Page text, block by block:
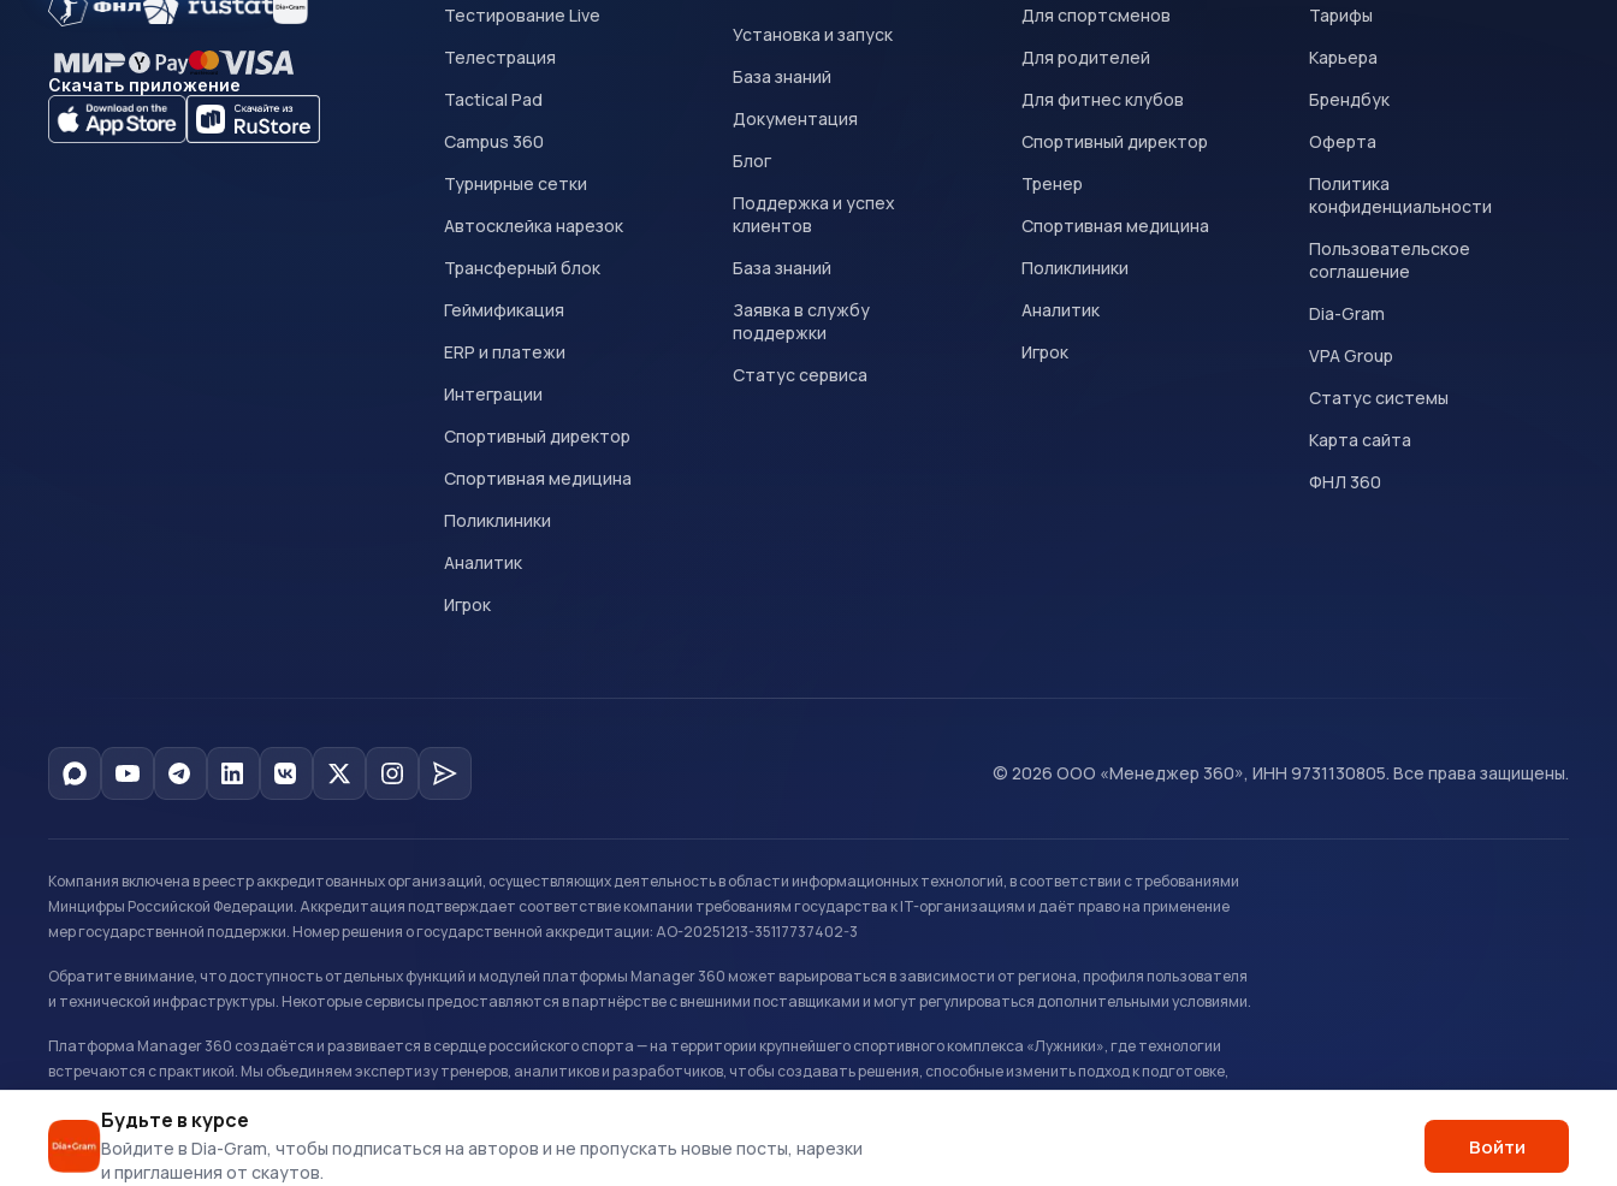
Будьте в курсе
Войдите в Dia-Gram, чтобы подписаться на авторов и не пропускать новые посты, нарезки
и приглашения от скаутов.
Войти
Скачать приложение
Тестирование Live
Телестрация
Tactical Pad
Campus 360
Турнирные сетки
Автосклейка нарезок
Трансферный блок
Геймификация
ERP и платежи
Интеграции
Спортивный директор
Спортивная медицина
Поликлиники
Аналитик
Игрок
Установка и запуск
База знаний
Документация
Блог
Поддержка и успех
клиентов
База знаний
Заявка в службу
поддержки
Статус сервиса
Для спортсменов
Для родителей
Для фитнес клубов
Спортивный директор
Тренер
Спортивная медицина
Поликлиники
Аналитик
Игрок
Тарифы
Карьера
Брендбук
Оферта
Политика
конфиденциальности
Пользовательское
соглашение
Dia-Gram
VPA Group
Статус системы
Карта сайта
ФНЛ 360
© 2026 ООО «Менеджер 360», ИНН 9731130805. Все права защищены.
Компания включена в реестр аккредитованных организаций, осуществляющих деятельность в области информационных технологий, в соответствии с требованиями
Минцифры Российской Федерации. Аккредитация подтверждает соответствие компании требованиям государства к IT-организациям и даёт право на применение
мер государственной поддержки. Номер решения о государственной аккредитации: АО-20251213-35117737402-3
Обратите внимание, что доступность отдельных функций и модулей платформы Manager 360 может варьироваться в зависимости от региона, профиля пользователя
и технической инфраструктуры. Некоторые сервисы предоставляются в партнёрстве с внешними поставщиками и могут регулироваться дополнительными условиями.
Платформа Manager 360 создаётся и развивается в сердце российского спорта — на территории крупнейшего спортивного комплекса «Лужники», где технологии
встречаются с практикой. Мы объединяем экспертизу тренеров, аналитиков и разработчиков, чтобы создавать решения, способные изменить подход к подготовке,
развитию и управлению в спорте.
Офис: г. Москва, Олимпийский комплекс «Лужники», Большая спортивная арена, ул. Лужники 24с1.